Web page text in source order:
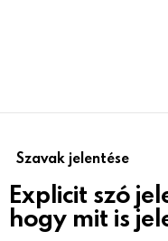
Szavak jelentése
Explicit szó
hogy mit is